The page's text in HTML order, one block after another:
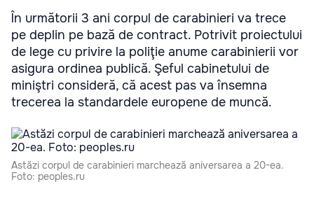
În următorii 3 ani corpul de carabinieri va trece
pe deplin pe bază de contract. Potrivit proiectului
de lege cu privire la poliţie anume carabinierii vor
asigura ordinea publică. Şeful cabinetului de
miniştri consideră, că acest pas va însemna
trecerea la standardele europene de muncă.
Astăzi corpul de carabinieri marchează aniversarea a 20-ea.
Foto: peoples.ru